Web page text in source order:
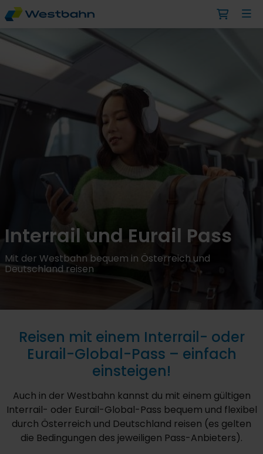
Interrail und Eurail Pass
Mit der Westbahn bequem in Österreich und
Deutschland reisen
Reisen mit einem Interrail- oder
Eurail-Global-Pass – einfach
einsteigen!
Auch in der Westbahn kannst du mit einem gültigen
Interrail- oder Eurail-Global-Pass bequem und flexibel
durch Österreich und Deutschland reisen (es gelten
die Bedingungen des jeweiligen Pass-Anbieters).